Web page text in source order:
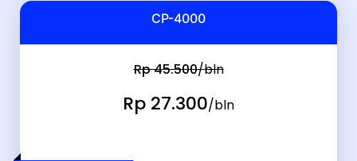
CP-4000
Rp 45.500/bln
Rp 27.300/bln